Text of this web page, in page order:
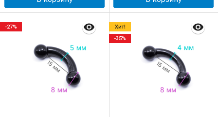
-27%
Хит!
-35%